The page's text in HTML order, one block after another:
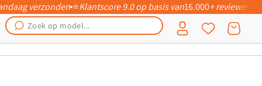
verzonden⭐Klantscore 9.0 op basis van16.000+ reviews
Inloggen Winkelwagen